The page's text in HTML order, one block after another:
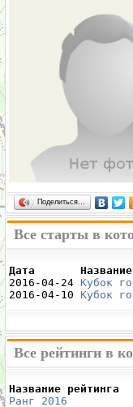
Поделиться…
Все старты в
Дата
2016-04-24 Кубок
2016-04-10 Кубок
Все рейтинги в
Название
Ранг 2016